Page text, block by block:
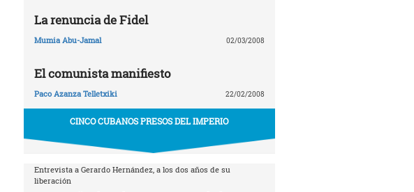
La renuncia de Fidel
Mumia Abu-Jamal 02/03/2008
El comunista manifiesto
Paco Azanza Telletxiki 22/02/2008
CINCO CUBANOS PRESOS DEL IMPERIO
Entrevista a Gerardo Hernández, a los dos años de su
liberación